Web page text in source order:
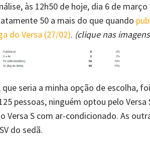
às 12h50 de hoje, dia 6 de
50 a mais do que quando
do Versa (27/02). (clique nas
que seria a minha opção de escolha,
pessoas, ninguém optou pelo
Versa S com ar-condicionado. As
do sedã.